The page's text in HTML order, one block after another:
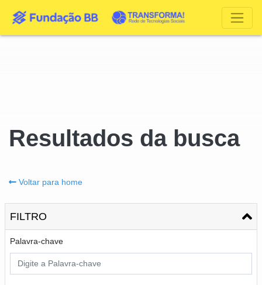
Resultados da busca
Voltar para home
FILTRO
Palavra-chave